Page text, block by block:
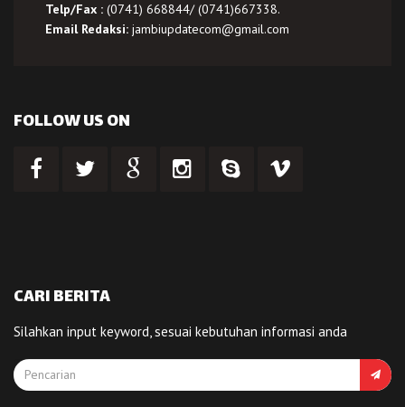
Telp/Fax : (0741) 668844/ (0741)667338.
Email Redaksi: jambiupdatecom@gmail.com
FOLLOW US ON
CARI BERITA
Silahkan input keyword, sesuai kebutuhan informasi anda